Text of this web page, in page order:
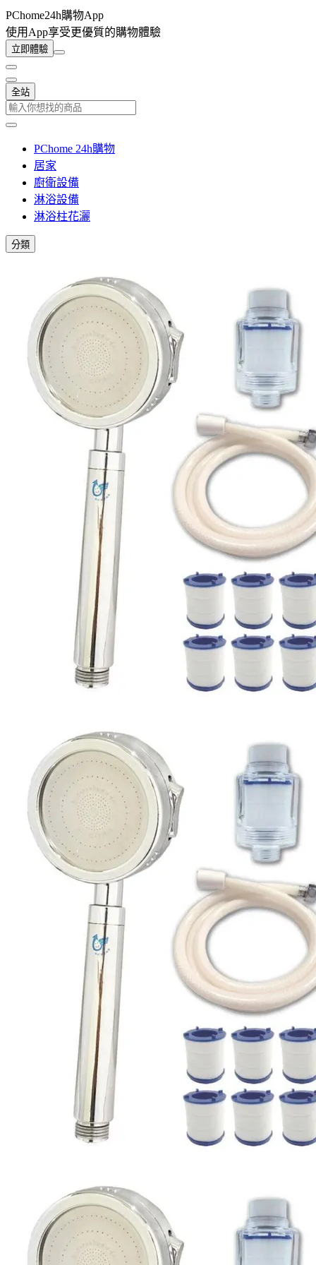
PChome24h購物App
使用App享受更優質的購物體驗
立即體驗
全站
PChome 24h購物
居家
廚衛設備
淋浴設備
淋浴柱花灑
分類